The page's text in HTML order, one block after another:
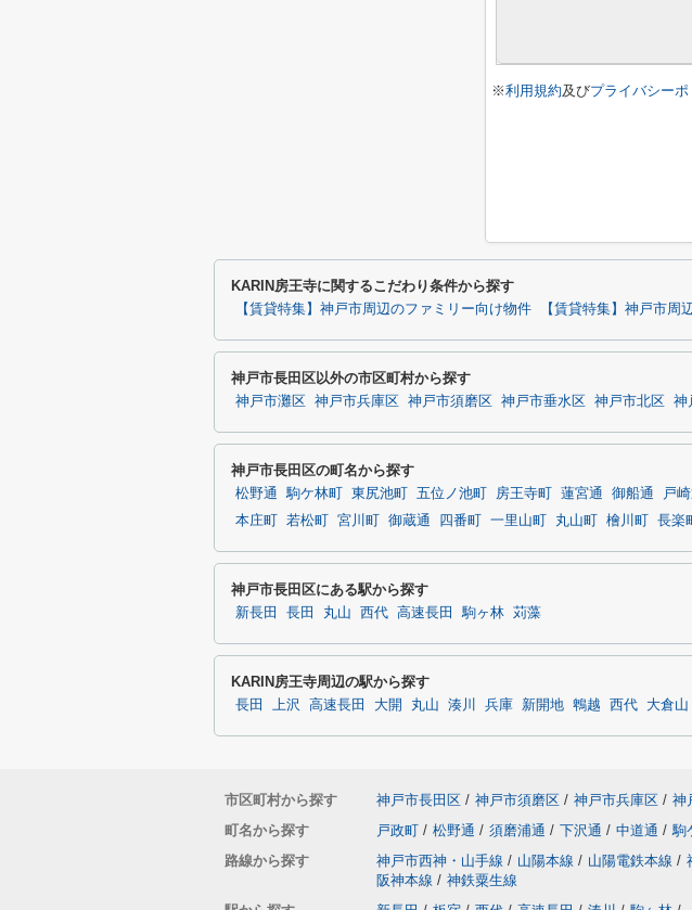
※利用規約及びプライバシーポ
KARIN房王寺に関するこだわり条件から探す
【賃貸特集】神戸市周辺のファミリー向け物件 【賃貸特集】神戸市周
神戸市長田区以外の市区町村から探す
神戸市灘区 神戸市兵庫区 神戸市須磨区 神戸市垂水区 神戸市北区 神
神戸市長田区の町名から探す
松野通 駒ケ林町 東尻池町 五位ノ池町 房王寺町 蓮宮通 御船通 戸
本庄町
若松町 宮川町 御蔵通 四番町 一里山町 丸山町 檜川町 長楽町
神戸市長田区にある駅から探す
新長田 長田 丸山 西代 高速長田 駒ヶ林 苅藻
KARIN房王寺周辺の駅から探す
長田 上沢 高速長田 大開 丸山 湊川 兵庫 新開地 鵯越 西代 大倉山
市区町村から探す 神戸市長田区 / 神戸市須磨区 / 神戸市兵庫区 / 神
町名から探す
戸政町 / 松野通 / 須磨浦通 / 下沢通 / 中道通 / 駒
路線から探す
神戸市西神・山手線 / 山陽本線 / 山陽電鉄本線 /
阪神本線 / 神鉄粟生線